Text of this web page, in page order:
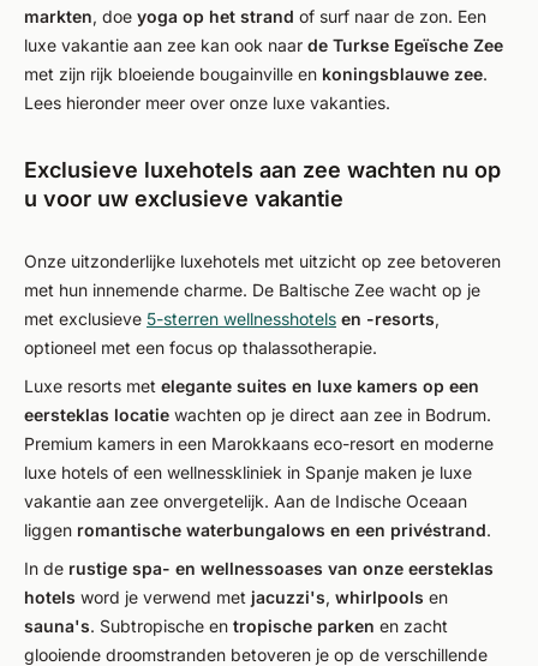
markten, doe yoga op het strand of surf naar de zon. Een
luxe vakantie aan zee kan ook naar de Turkse Egeïsche Zee
met zijn rijk bloeiende bougainville en koningsblauwe zee.
Lees hieronder meer over onze luxe vakanties.
Exclusieve luxehotels aan zee wachten nu op
u voor uw exclusieve vakantie
Onze uitzonderlijke luxehotels met uitzicht op zee betoveren
met hun innemende charme. De Baltische Zee wacht op je
met exclusieve 5-sterren wellnesshotels en -resorts,
optioneel met een focus op thalassotherapie.
Luxe resorts met elegante suites en luxe kamers op een
eersteklas locatie wachten op je direct aan zee in Bodrum.
Premium kamers in een Marokkaans eco-resort en moderne
luxe hotels of een wellnesskliniek in Spanje maken je luxe
vakantie aan zee onvergetelijk. Aan de Indische Oceaan
liggen romantische waterbungalows en een privéstrand.
In de rustige spa- en wellnessoases van onze eersteklas
hotels word je verwend met jacuzzi's, whirlpools en
sauna's. Subtropische en tropische parken en zacht
glooiende droomstranden betoveren je op de verschillende